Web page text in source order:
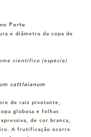
Porte
e diâmetro da copa de
científico (espécie)
cattleianum
de raiz pivotante,
globosa e folhas
de cor branca,
A frutificação ocorre